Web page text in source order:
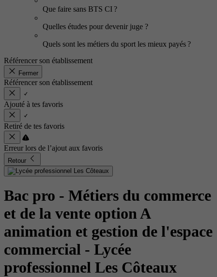
Que faire sans BTS CI ?
Quelles études pour devenir juge ?
Quels sont les métiers du sport les mieux payés ?
Référencer son établissement
Fermer
Référencer son établissement
Ajouté à tes favoris
Retiré de tes favoris
Erreur lors de l’ajout aux favoris
Retour
Bac pro - Métiers du commerce
et de la vente option A
animation et gestion de l'espace
commercial - Lycée
professionnel Les Côteaux